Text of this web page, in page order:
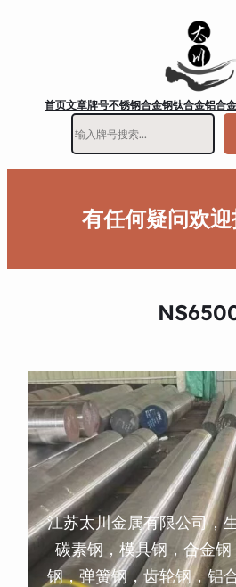
首页文章牌号不锈钢合金钢钛合金铝合金
有任何疑问欢
江苏太川金属有限公司，
碳素钢，模具钢，合金
钢，弹簧钢，齿轮钢，铝